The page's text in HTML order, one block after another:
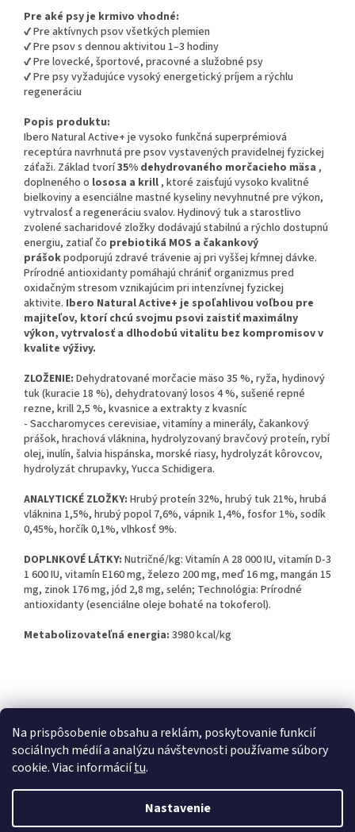
Na prispôsobenie obsahu a reklám, poskytovanie funkcií
sociálnych médií a analýzu návštevnosti používame súbory
cookie. Viac informáciítu.
Nastavenie
Pre aké psy je krmivo vhodné:
✔ Pre aktívnych psov všetkých plemien
✔ Pre psov s dennou aktivitou 1–3 hodiny
✔ Pre lovecké, športové, pracovné a služobné psy
✔ Pre psy vyžadujúce vysoký energetický príjem a rýchlu
regeneráciu
Popis produktu:
Ibero Natural Active+ je vysoko funkčná superprémiová
receptúra navrhnutá pre psov vystavených pravidelnej fyzickej
záťaži. Základ tvorí35% dehydrovaného morčacieho mäsa ,
doplneného o lososa a krill, ktoré zaisťujú vysoko kvalitné
bielkoviny a esenciálne mastné kyseliny nevyhnutné pre výkon,
vytrvalosť a regeneráciu svalov. Hydinový tuk a starostlivo
zvolené sacharidové zložky dodávajú stabilnú a rýchlo dostupnú
energiu, zatiaľ čo prebiotiká MOS a čakankový
prášokpodporujú zdravé trávenie aj pri vyššej kŕmnej dávke.
Prírodné antioxidanty pomáhajú chrániť organizmus pred
oxidačným stresom vznikajúcim pri intenzívnej fyzickej
aktivite. Ibero Natural Active+ je spoľahlivou voľbou pre
majiteľov, ktorí chcú svojmu psovi zaistiť maximálny
výkon, vytrvalosť a dlhodobú vitalitu bez kompromisov v
kvalite výživy.
ZLOŽENIE: Dehydratované morčacie mäso 35 %, ryža, hydinový
tuk (kuracie 18 %), dehydratovaný losos 4 %, sušené repné
rezne, krill 2,5 %, kvasnice a extrakty z kvasníc
- Saccharomyces cerevisiae, vitamíny a minerály, čakankový
prášok, hrachová vláknina, hydrolyzovaný bravčový proteín, rybí
olej, inulín, šalvia hispánska, morské riasy, hydrolyzát kôrovcov,
hydrolyzát chrupavky, Yucca Schidigera.
ANALYTICKÉ ZLOŽKY: Hrubý proteín 32%, hrubý tuk 21%, hrubá
vláknina 1,5%, hrubý popol 7,6%, vápnik 1,4%, fosfor 1%, sodík
0,45%, horčík 0,1%, vlhkosť 9%.
DOPLNKOVÉ LÁTKY: Nutričné/kg: Vitamín A 28 000 IU, vitamín D-3
1 600 IU, vitamín E160 mg, železo 200 mg, meď 16 mg, mangán 15
mg, zinok 176 mg, jód 2,8 mg, selén; Technológia: Prírodné
antioxidanty (esenciálne oleje bohaté na tokoferol).
Metabolizovateľná energia: 3980 kcal/kg
á